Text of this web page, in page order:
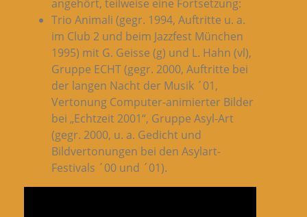
angehört, teilweise eine Fortsetzung:
Trio Animali (gegr. 1994, Auftritte u. a.
im Club 2 und beim Jazzfest München
1995) mit G. Geisse (g) und L. Hahn (vl),
Gruppe ECHT (gegr. 2000, Auftritte bei
der langen Nacht der Musik ´01,
Vertonung Computer-animierter Bilder
bei „Echtzeit 2001“, Gruppe Asyl-Art
(gegr. 2000, u. a. Gedicht und
Bildvertonungen bei den Asylart-
Festivals ´00 und ´01).